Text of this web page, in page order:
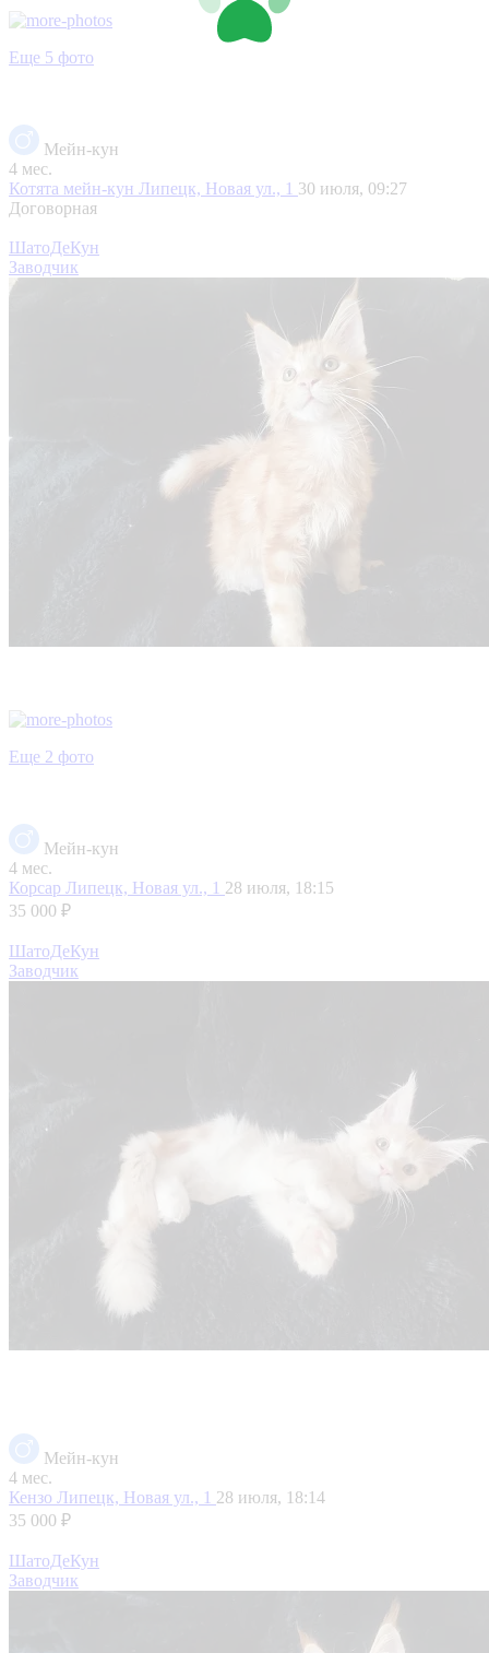
Еще 5 фото
Мейн-кун
4 мес.
Котята мейн-кун Липецк, Новая ул., 1 30 июля, 09:27
Договорная
ШатоДеКун
Заводчик
Еще 2 фото
Мейн-кун
4 мес.
Корсар Липецк, Новая ул., 1 28 июля, 18:15
35 000 ₽
ШатоДеКун
Заводчик
Мейн-кун
4 мес.
Кензо Липецк, Новая ул., 1 28 июля, 18:14
35 000 ₽
ШатоДеКун
Заводчик